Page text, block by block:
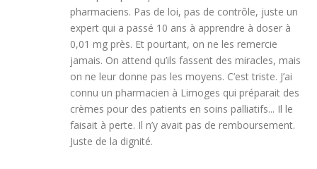
pharmaciens. Pas de loi, pas de contrôle, juste un
expert qui a passé 10 ans à apprendre à doser à
0,01 mg près. Et pourtant, on ne les remercie
jamais. On attend qu’ils fassent des miracles, mais
on ne leur donne pas les moyens. C’est triste. J’ai
connu un pharmacien à Limoges qui préparait des
crèmes pour des patients en soins palliatifs... Il le
faisait à perte. Il n’y avait pas de remboursement.
Juste de la dignité.